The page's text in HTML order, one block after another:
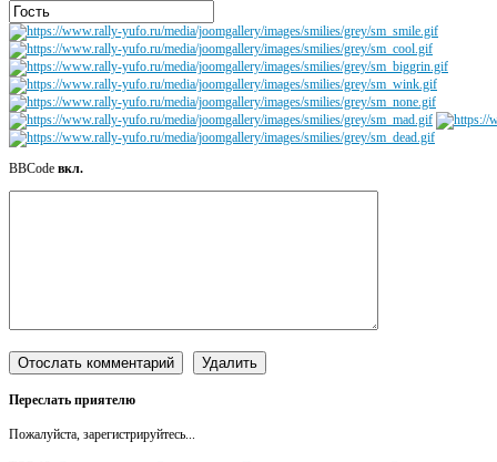
BBCode вкл.
Переслать приятелю
Пожалуйста, зарегистрируйтесь...